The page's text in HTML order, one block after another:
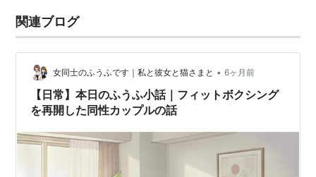
関連ブログ
女同士のふうふです｜私と彼女と猫さまと • 6ヶ月前
【日常】本日のふうふ小話｜フィットボクシング
を再開した同性カップルの話